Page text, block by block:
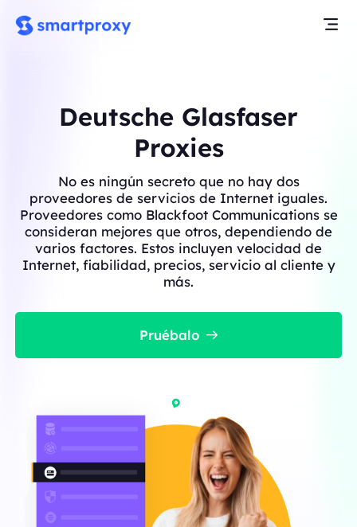
Deutsche Glasfaser
Proxies
No es ningún secreto que no hay dos
proveedores de servicios de Internet iguales.
Proveedores como Blackfoot Communications se
consideran mejores que otros, dependiendo de
varios factores. Estos incluyen velocidad de
Internet, fiabilidad, precios, servicio al cliente y
más.
Pruébalo